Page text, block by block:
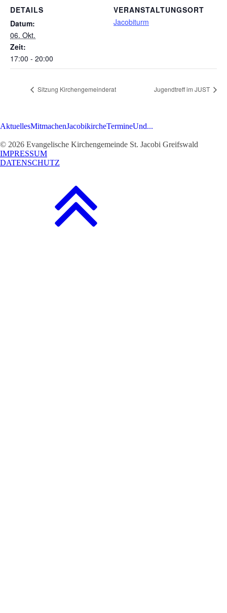
DETAILS
Datum:
06. Okt.
Zeit:
17:00 - 20:00
VERANSTALTUNGSORT
Jacobiturm
Sitzung Kirchengemeinderat Jugendtreff im JUST
AktuellesMitmachenJacobikircheTermineUnd...
© 2026 Evangelische Kirchengemeinde St. Jacobi Greifswald
IMPRESSUM
DATENSCHUTZ